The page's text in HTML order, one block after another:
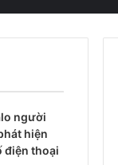
người
hiện
điện thoại